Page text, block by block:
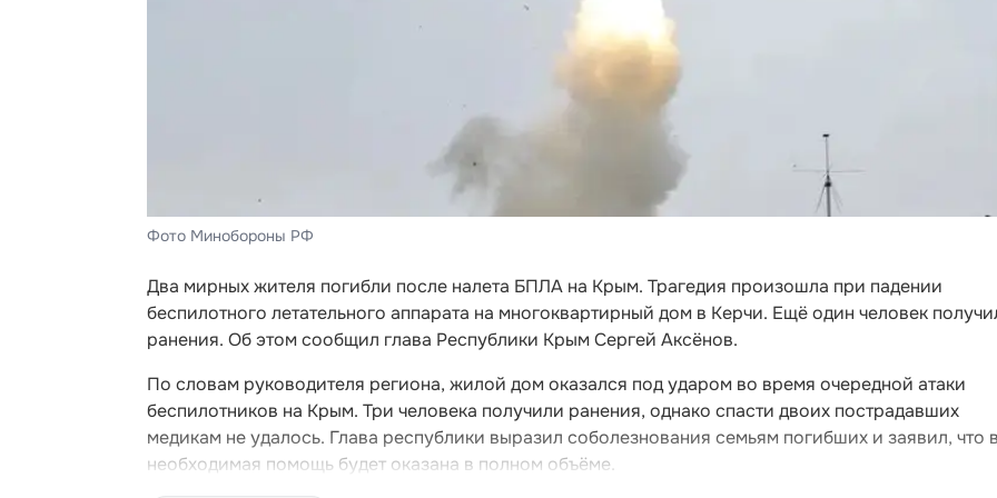
Фото Минобороны РФ
Два мирных жителя погибли после налета БПЛА на Крым. Трагедия произошла при падении
беспилотного летательного аппарата на многоквартирный дом в Керчи. Ещё один человек
ранения. Об этом сообщил глава Республики Крым Сергей Аксёнов.
По словам руководителя региона, жилой дом оказался под ударом во время очередной атаки
беспилотников на Крым. Три человека получили ранения, однако спасти двоих пострадавших
медикам не удалось. Глава республики выразил соболезнования семьям погибших и заявил, что
необходимая помощь будет оказана в полном объёме.